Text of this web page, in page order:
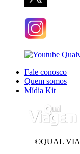
Fale conosco
Quem somos
Mídia Kit
©QUAL